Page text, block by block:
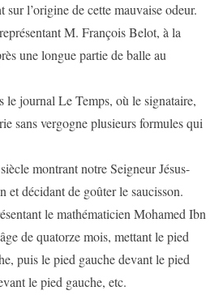
sur l’origine de cette mauvaise odeur.
M. François Belot, à la
une longue partie de balle au
journal Le Temps, où le signataire,
sans vergogne plusieurs formules qui
montrant notre Seigneur Jésus-
et décidant de goûter le saucisson.
le mathématicien Mohamed Ibn
de quatorze mois, mettant le pied
puis le pied gauche devant le pied
le pied gauche, etc.